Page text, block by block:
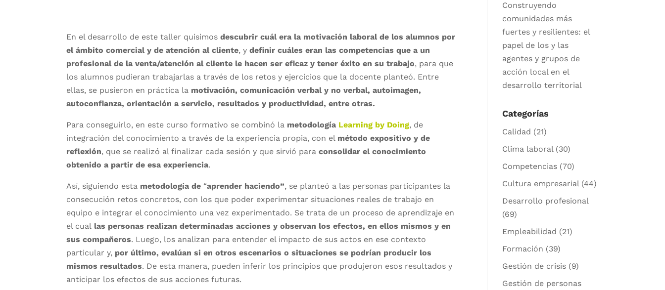
En el desarrollo de este taller quisimosdescubrir cuál era la motivación laboral de los alumnos por
el ámbito comercial y de atención al cliente, ydefinir cuáles eran las competencias que a un
profesional de la venta/atención al cliente le hacen ser eficaz y tener éxito en su trabajo, para que
los alumnos pudieran trabajarlas a través de los retos y ejercicios que la docente planteó. Entre
ellas, se pusieron en práctica la motivación, comunicación verbal y no verbal, autoimagen,
autoconfianza, orientación a servicio, resultados y productividad, entre otras.
Para conseguirlo, en este curso formativo se combinó la metodología Learning by Doing, de
integración del conocimiento a través de la experiencia propia, con el método expositivo y de
reflexión, que se realizó al finalizar cada sesión y que sirvió paraconsolidar el conocimiento
obtenido a partir de esa experiencia.
Así, siguiendo esta metodología de “aprender haciendo”, se planteó a las personas participantes la
consecución retos concretos, con los que poder experimentar situaciones reales de trabajo en
equipo e integrar el conocimiento una vez experimentado. Se trata de un proceso de aprendizaje en
el cual las personas realizan determinadas acciones y observan los efectos, en ellos mismos y en
sus compañeros. Luego, los analizan para entender el impacto de sus actos en ese contexto
particular y, por último, evalúan si en otros escenarios o situaciones se podrían producir los
mismos resultados. De esta manera, pueden inferir los principios que produjeron esos resultados y
anticipar los efectos de sus acciones futuras.
Construyendo
comunidades más
fuertes y resilientes: el
papel de los y las
agentes y grupos de
acción local en el
desarrollo territorial
Categorías
Calidad (21)
Clima laboral(30)
Competencias (70)
Cultura empresarial(44)
Desarrollo profesional
(69)
Empleabilidad (21)
Formación (39)
Gestión de crisis (9)
Gestión de personas